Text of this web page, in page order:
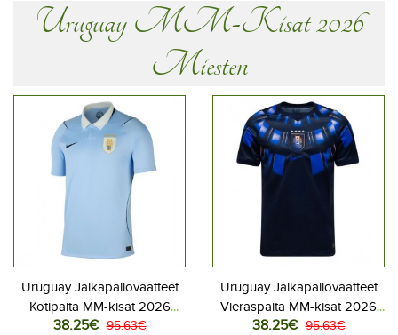
Uruguay MM-Kisat 2026
Miesten
Uruguay Jalkapallovaatteet
Kotipaita MM-kisat 2026
Lyhythihainen
38.25€ 95.63€
Uruguay Jalkapallovaatteet
Vieraspaita MM-kisat 2026
Lyhythihainen
38.25€ 95.63€